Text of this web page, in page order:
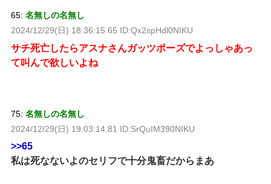
65: 名無しの名無し
2024/12/29(日) 18:36:15.65 ID:Qx2spHdl0NIKU
サチ死亡したらアスナさんガッツポーズでよっしゃあっ
て叫んで欲しいよね
75: 名無しの名無し
2024/12/29(日) 19:03:14.81 ID:SrQuIM390NIKU
>>65
私は死なないよのセリフで十分鬼畜だからまあ